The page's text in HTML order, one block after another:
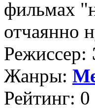
фильмах
отчаянно
Режиссер:
Жанры:
Рейтинг: 0